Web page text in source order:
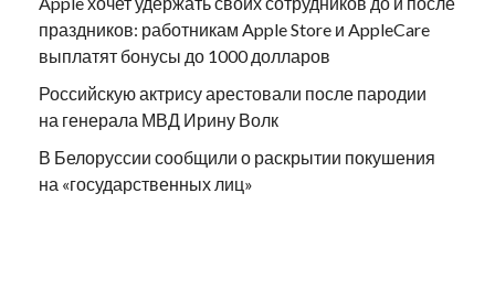
праздников: работникам Apple Store и AppleCare
выплатят бонусы до 1000 долларов
Российскую актрису арестовали после пародии
на генерала МВД Ирину Волк
В Белоруссии сообщили о раскрытии покушения
на «государственных лиц»